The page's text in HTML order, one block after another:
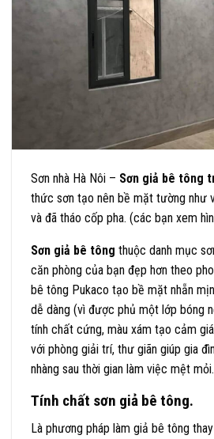
Sơn nhà Hà Nôi – Sơn giả bê tông
thức sơn tạo nên bề mặt tường như
và đã tháo cốp pha. (các bạn xem
Sơn giả bê tông thuộc danh mục
căn phòng của bạn đẹp hơn theo
bê tông Pukaco tạo bề mặt nhẵn
dễ dàng (vì được phủ một lớp bóng
tính chất cứng, màu xám tạo cảm
với phòng giải trí, thư giãn giúp gia
nhàng sau thời gian làm việc mệt mỏi.
Tính chất sơn giả bê tông.
Là phương pháp làm giả bê tông